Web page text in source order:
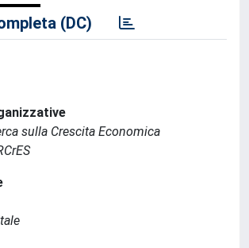
(DC)
sulla Crescita Economica